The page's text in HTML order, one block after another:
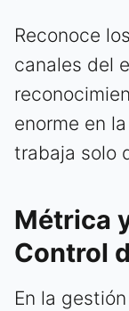
Reconoce
canales del
enorme en
trabaja solo
Métrica
Control
En la